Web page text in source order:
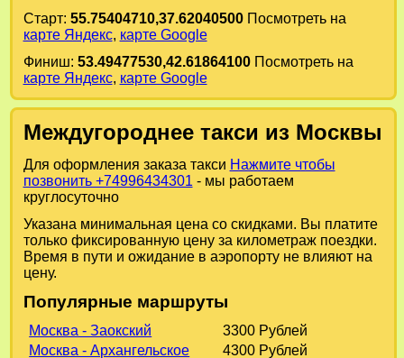
Старт: 55.75404710,37.62040500Посмотреть на
карте Яндекс, карте Google
Финиш: 53.49477530,42.61864100Посмотреть на
карте Яндекс, карте Google
Междугороднее такси из Москвы
Для оформления заказа такси Нажмите чтобы
позвонить +74996434301 - мы работаем
круглосуточно
Указана минимальная цена со скидками. Вы платите
только фиксированную цену за километраж поездки.
Время в пути и ожидание в аэропорту не влияют на
цену.
Популярные маршруты
Москва - Заокский
3300 Рублей
Москва - Архангельское
4300 Рублей